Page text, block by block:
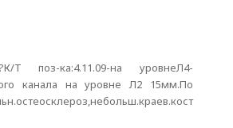
поз-ка:4.11.09-на уровнеЛ4-
канала на уровне Л2 15мм.По